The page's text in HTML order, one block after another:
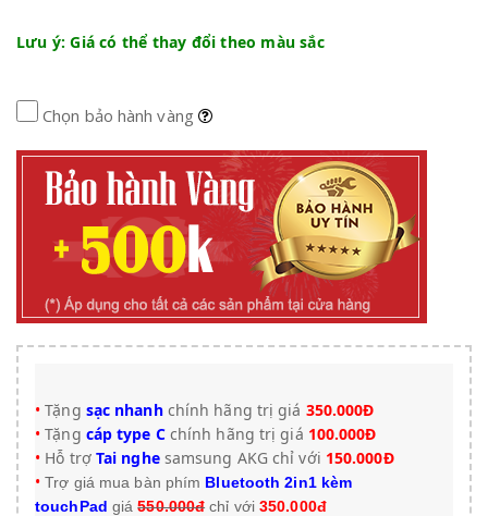
Lưu ý: Giá có thể thay đổi theo màu sắc
Chọn bảo hành vàng
•Tặng sạc nhanhchính hãng trị giá 350.000Đ
• Tặng cáp type Cchính hãng trị giá 100.000Đ
• Hỗ trợ Tai nghesamsung AKG chỉ với 150.000Đ
•Trợ giá mua bàn phím Bluetooth 2in1 kèm
touchPad giá 550.000đ chỉ với350.000đ